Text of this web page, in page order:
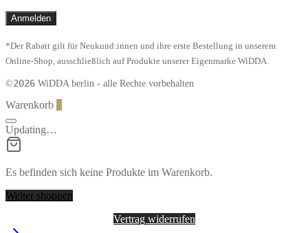
*Der Rabatt gilt für Neukund:innen und ihre erste Bestellung in unserem
Online-Shop, ausschließlich auf Produkte unserer Eigenmarke WiDDA.
©2026 WiDDA berlin - alle Rechte vorbehalten
Warenkorb
Updating…
Es befinden sich keine Produkte im Warenkorb.
Weiter shoppen
Vertrag widerrufen